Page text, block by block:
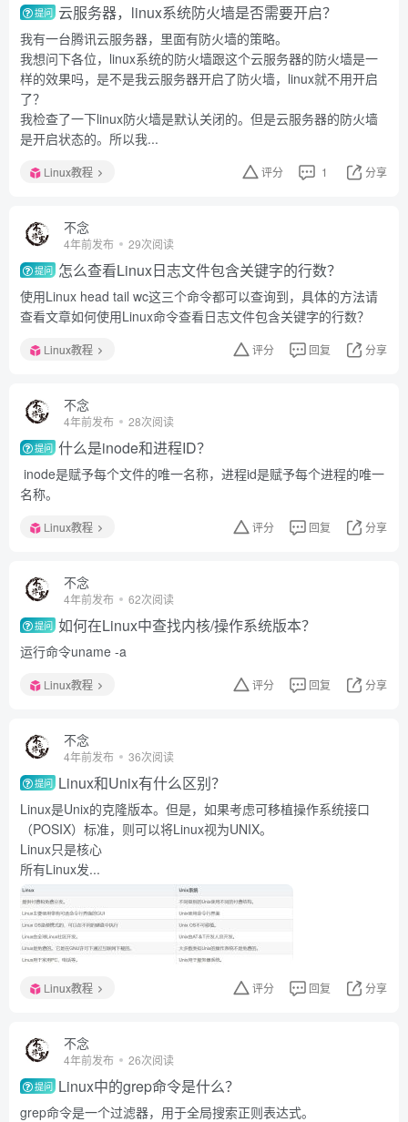
提问 云服务器，linux系统防火墙是否需要开启？
我有一台腾讯云服务器，里面有防火墙的策略。
我想问下各位，linux系统的防火墙跟这个云服务器的防火墙是一
样的效果吗，是不是我云服务器开启了防火墙，linux就不用开启
了？
我检查了一下linux防火墙是默认关闭的。但是云服务器的防火墙
是开启状态的。所以我...
Linux教程 评分 1 分享
不念
4年前发布 29次阅读
提问 怎么查看Linux日志文件包含关键字的行数？
使用Linux head tail wc这三个命令都可以查询到，具体的方法请
查看文章如何使用Linux命令查看日志文件包含关键字的行数？
Linux教程 评分 回复 分享
不念
4年前发布 28次阅读
提问 什么是inode和进程ID？
inode是赋予每个文件的唯一名称，进程id是赋予每个进程的唯一
名称。
Linux教程 评分 回复 分享
不念
4年前发布 62次阅读
提问 如何在Linux中查找内核/操作系统版本？
运行命令uname -a
Linux教程 评分 回复 分享
不念
4年前发布 36次阅读
提问 Linux和Unix有什么区别？
Linux是Unix的克隆版本。但是，如果考虑可移植操作系统接口
（POSIX）标准，则可以将Linux视为UNIX。
Linux只是核心
所有Linux发...
Linux教程 评分 回复 分享
不念
4年前发布 26次阅读
提问 Linux中的grep命令是什么？
grep命令是一个过滤器，用于全局搜索正则表达式。